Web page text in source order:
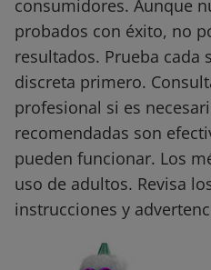
consumidores. Aunque
probados con éxito, no
resultados. Prueba cada
discreta primero.
profesional si es
recomendadas son
pueden funcionar. Los
uso de adultos. Revisa
instrucciones y